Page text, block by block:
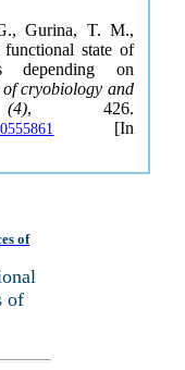
Gurina, T. M.,
state of
depending on
of cryobiology and
(4), 426.
[In
of
of